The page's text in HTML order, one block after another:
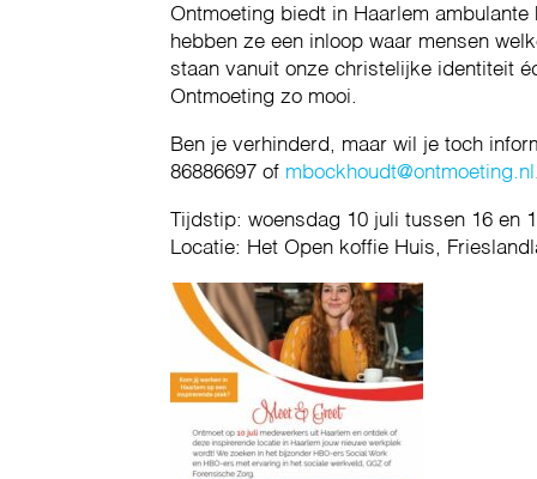
Ontmoeting biedt in Haarlem
hebben ze een inloop waar mensen
staan vanuit onze christelijke identiteit
Ontmoeting zo mooi.
Ben je verhinderd, maar wil je toch
86886697 of mbockhoudt@ontmoeting.nl
Tijdstip: woensdag 10 juli tussen 16 en
Locatie: Het Open koffie Huis,